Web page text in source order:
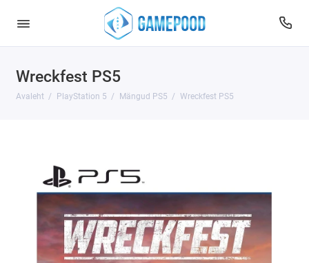
Wreckfest PS5
Avaleht PlayStation 5 Mängud PS5 Wreckfest PS5